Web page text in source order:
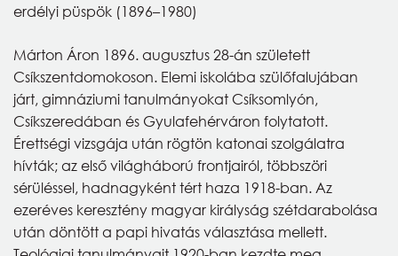
erdélyi püspök (1896–1980)
Márton Áron 1896. augusztus 28-án született
Csíkszentdomokoson. Elemi iskolába szülőfalujában
járt, gimnáziumi tanulmányokat Csíksomlyón,
Csíkszeredában és Gyulafehérváron folytatott.
Érettségi vizsgája után rögtön katonai szolgálatra
hívták; az első világháború frontjairól, többszöri
sérüléssel, hadnagyként tért haza 1918-ban. Az
ezeréves keresztény magyar királyság szétdarabolása
után döntött a papi hivatás választása mellett.